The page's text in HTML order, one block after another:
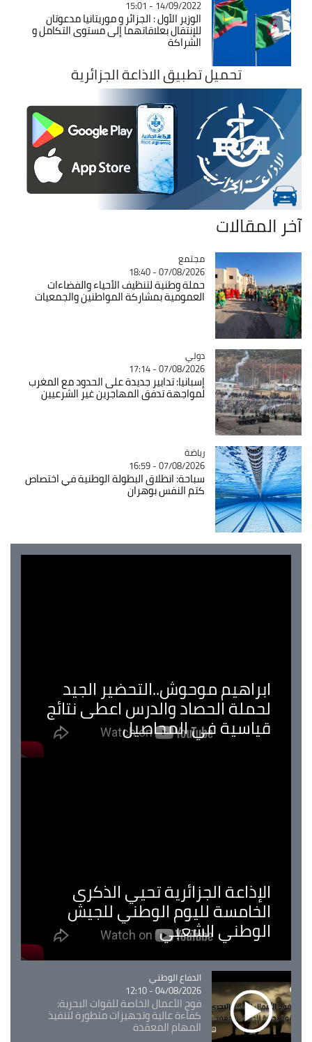
14/09/2022 - 15:01
الوزير الأول : الجزائر و موريتانيا مدعوتان
للإنتقال بعلاقاتهما إلى مستوى التكامل و
الشراكة
تحميل تطبيق الاذاعة الجزائرية
آخر المقالات
Catégorie
مجتمع
07/08/2026 - 18:40
حملة وطنية لتنظيف الأحياء والفضاءات
العمومية بمشاركة المواطنين والجمعيات
Catégorie
دولي
07/08/2026 - 17:14
إسبانيا: تدابير جديدة على الحدود مع المغرب
لمواجهة تدفق المهاجرين غير الشرعيين
Catégorie
رياضة
07/08/2026 - 16:59
سباحة: انطلاق البطولة الوطنية في اختصاص
كتم النفس بوهران
ابراهيم موحوش..التحضير الجيد
لحملة الحصاد والدرس اعطى نتائج
قياسية في المحاصيل
الإذاعة الجزائرية تحيي الذكرى
الخامسة لليوم الوطني للجيش
الوطني الشعبي
Catégorie
الدفاع الوطني
04/08/2026 - 12:10
فوج الأعمال الخاصة للقوات البحرية:
كفاءة عالية وتجهيزات متطورة لتنفيذ
المهام المعقدة